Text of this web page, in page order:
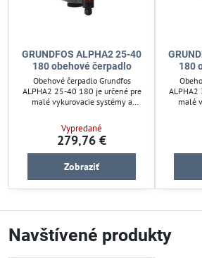
GRUNDFOS ALPHA2 25-40
180 obehové čerpadlo
Obehové čerpadlo Grundfos
ALPHA2 25-40 180 je určené pre
malé vykurovacie systémy a
AUTOADAPT sa automaticky
prispôsobuje potrebám systému, čím
zabezpečuje optimálny komfort a
nízku spotrebu energie. Jednoduché
hydronické vyváženie cez aplikácie
Vypredané
279,76 €
Zobraziť
180
ALPHA2
malé
Navštívené produkty